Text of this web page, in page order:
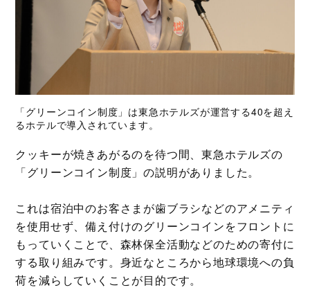
「グリーンコイン制度」は東急ホテルズが運営する40を超え
るホテルで導入されています。
クッキーが焼きあがるのを待つ間、東急ホテルズの
「グリーンコイン制度」の説明がありました。
これは宿泊中のお客さまが歯ブラシなどのアメニティ
を使用せず、備え付けのグリーンコインをフロントに
もっていくことで、森林保全活動などのための寄付に
する取り組みです。身近なところから地球環境への負
荷を減らしていくことが目的です。